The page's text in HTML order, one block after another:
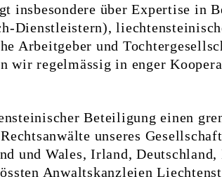
insbesondere über Expertise in
Dienst­leistern),
Arbeitgeber und
wir regel­mässig in enger
Beteiligung einen
unseres
und Wales, Irland,
Anwalts­kanzleien